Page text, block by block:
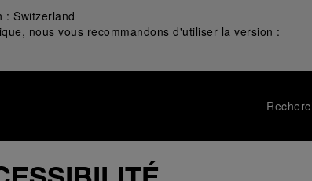
: Switzerland
nous vous recommandons d'utiliser la version :